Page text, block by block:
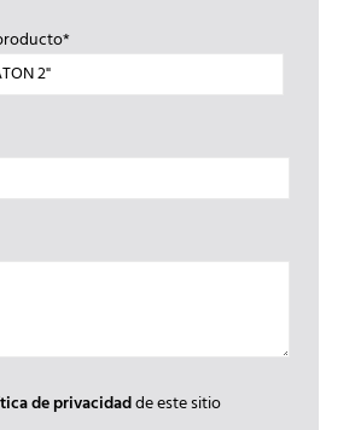
de privacidadde este sitio